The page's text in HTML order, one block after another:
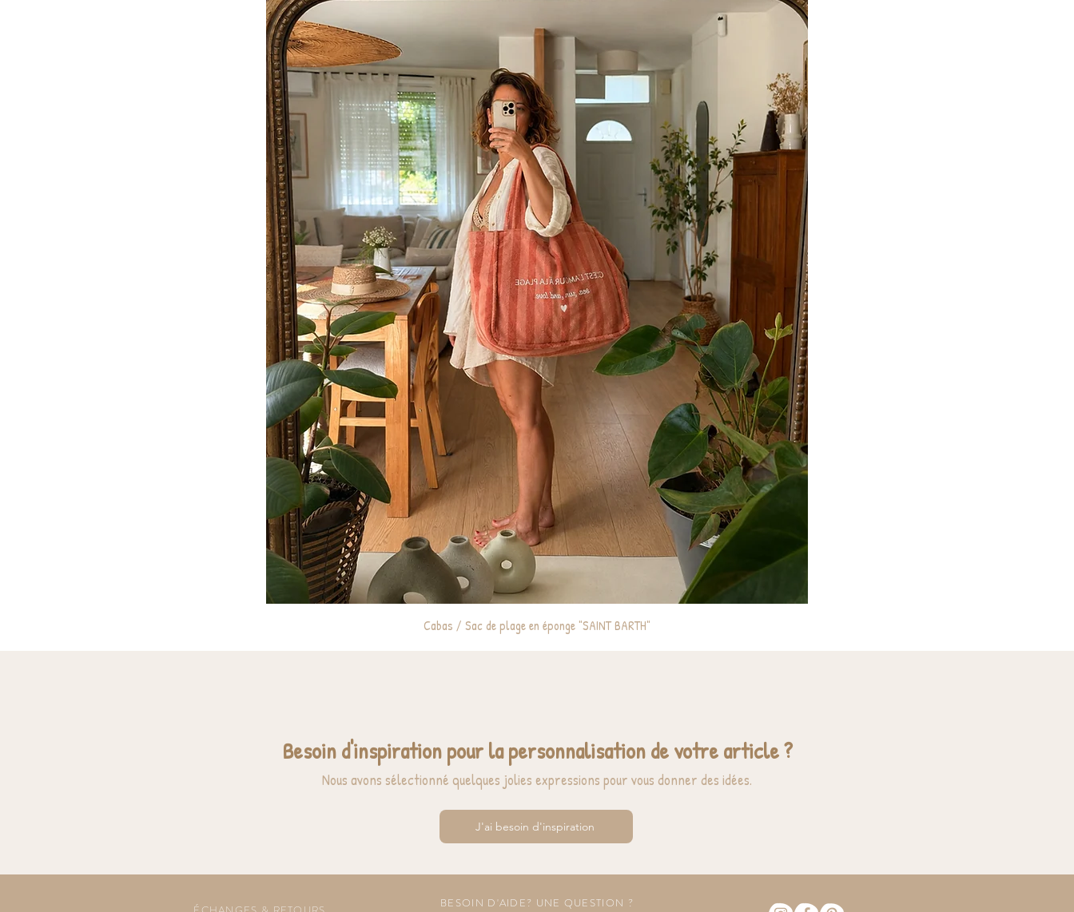
Cabas / Sac de plage en éponge "SAINT BARTH"
Besoin d'inspiration pour la personnalisation de votre article ?
Nous avons sélectionné quelques jolies expressions pour vous donner des idées.
J'ai besoin d'inspiration
BESOIN D'AIDE? UNE QUESTION ?